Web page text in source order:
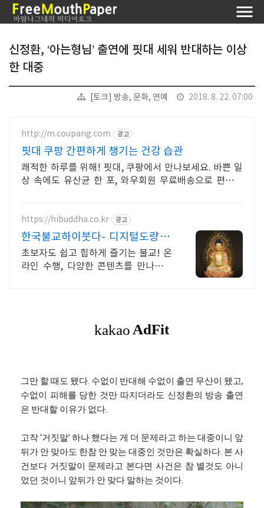
신정환, ‘아는형님’ 출연에 핏대 세워 반대하는 이상
한 대중
[토크] 방송, 문화, 연예 2018. 8. 22. 07:00
http://m.coupang.com 광고
핏대 쿠팡 간편하게 챙기는 건강 습관
쾌적한 하루를 위해! 핏대, 쿠팡에서 만나보세요. 바쁜 일
상 속에도 유산균 한 포, 와우회원 무료배송으로 편리하
https://hibuddha.co.kr 광고
한국불교하이붓다- 디지털도량 부
처님과 함께 하는 홈페이지
초보자도 쉽고 힙하게 즐기는 불교! 온
라인 수행, 다양한 콘텐츠를 만나보세
그만 할 때도 됐다. 수없이 반대해 수없이 출연 무산이 됐고,
수없이 피해를 당한 것만 따지더라도 신정환의 방송 출연
은 반대할 이유가 없다.
고작 ‘거짓말’ 하나 했다는 게 더 문제라고 하는 대중이니 앞
뒤가 안 맞아도 한참 안 맞는 대중인 것만은 확실하다. 본 사
건보다 거짓말이 문제라고 본다면 사건은 참 별것도 아니
었던 것이니 앞뒤가 안 맞다 말하는 것이다.